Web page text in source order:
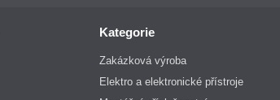
Kategorie
Zakázková výroba
Elektro a elektronické přístroje